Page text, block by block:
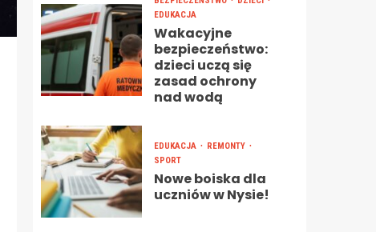
EDUKACJA
Wakacyjne
bezpieczeństwo:
dzieci uczą się
zasad ochrony
nad wodą
EDUKACJA
REMONTY
SPORT
Nowe boiska dla
uczniów w Nysie!